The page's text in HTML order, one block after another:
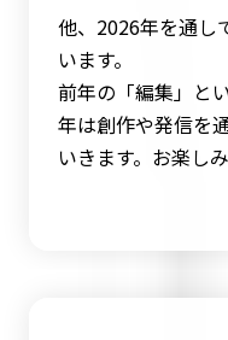
他、2026年を通し
います。
前年の「編集」と
年は創作や発信を
いきます。お楽し